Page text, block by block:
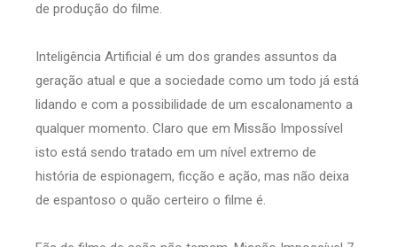
de produção do filme.
Inteligência Artificial é um dos grandes assuntos da
geração atual e que a sociedade como um todo já está
lidando e com a possibilidade de um escalonamento a
qualquer momento. Claro que em Missão Impossível
isto está sendo tratado em um nível extremo de
história de espionagem, ficção e ação, mas não deixa
de espantoso o quão certeiro o filme é.